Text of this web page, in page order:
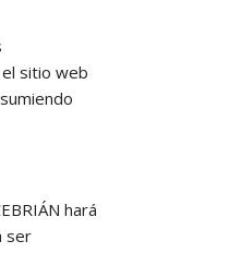
sitio web
hará
ser